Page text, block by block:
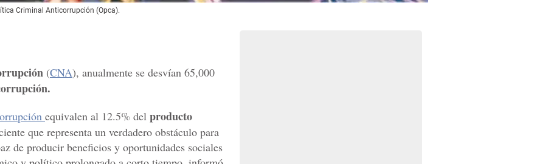
Criminal Anticorrupción (Opca).
(CNA), anualmente se desvían 65,000
equivalen al 12.5% del producto
que representa un verdadero obstáculo para
de producir beneficios y oportunidades sociales